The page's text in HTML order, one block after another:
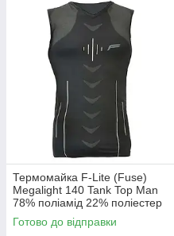
Термомайка F-Lite (Fuse)
Megalight 140 Tank Top Man
78% поліамід 22% поліестер
для активного відпочинку
легка і зручна
Готово до відправки